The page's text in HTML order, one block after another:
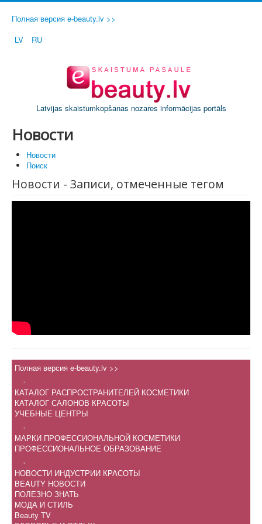
Полная версия e-beauty.lv >>
LV
RU
Latvijas skaistumkopšanas nozares informācijas portāls
Новости
Новости
Поиск
Новости - Записи, отмеченные тегом
Полная версия e-beauty.lv >>
.
КАТАЛОГ РАСПРОСТРАНИТЕЛЕЙ КОСМЕТИКИ
КАТАЛОГ САЛОНОВ КРАСОТЫ
УЧЕБНЫЕ ЦЕНТРЫ
.
МАРКИ ПРОФЕССИОНАЛЬНОЙ КОСМЕТИКИ
ПРОФЕССИОНАЛЬНОЕ ОБРАЗОВАНИЕ
.
НОВОСТИ ИНДУСТРИИ КРАСОТЫ
BEAUTY НОВОСТИ
ПОЛЕЗНО ЗНАТЬ
МОДА И СТИЛЬ
Beauty TV